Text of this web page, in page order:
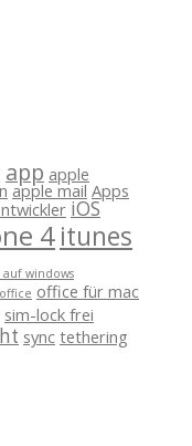
app apple
apple mail Apps
iOS
4itunes
auf windows
office office für mac
sim-lock frei
sync tethering